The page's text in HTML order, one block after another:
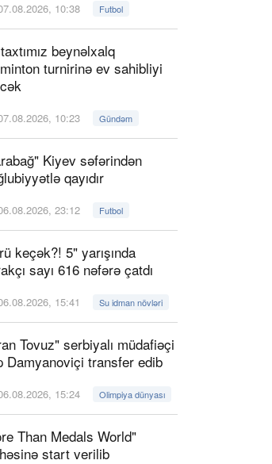
10:38 Futbol
beynəlxalq
turnirinə ev sahibliyi
10:23 Gündəm
Kiyev səfərindən
qayıdır
23:12 Futbol
keçək?! 5" yarışında
sayı 616 nəfərə çatdı
15:41 Su idman növləri
Tovuz" serbiyalı müdafiəçi
Damyanoviçi transfer edib
15:24 Olimpiya dünyası
Than Medals World"
start verilib